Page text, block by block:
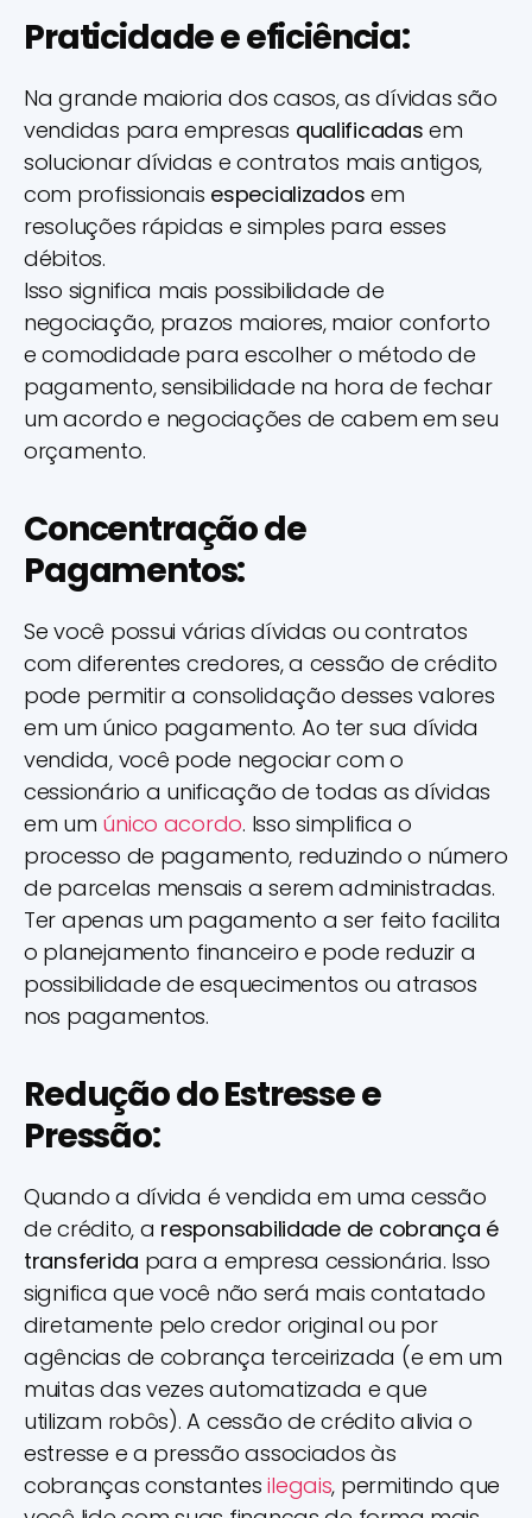
Praticidade e eficiência:
Na grande maioria dos casos, as dívidas são
vendidas para empresas qualificadasem
solucionar dívidas e contratos mais antigos,
com profissionais especializadosem
resoluções rápidas e simples para esses
débitos.
Isso significa mais possibilidade de
negociação, prazos maiores, maior conforto
e comodidade para escolher o método de
pagamento, sensibilidade na hora de fechar
um acordo e negociações de cabem em seu
orçamento.
Concentração de
Pagamentos:
Se você possui várias dívidas ou contratos
com diferentes credores, a cessão de crédito
pode permitir a consolidação desses valores
em um único pagamento. Ao ter sua dívida
vendida, você pode negociar com o
cessionário a unificação de todas as dívidas
em um único acordo. Isso simplifica o
processo de pagamento, reduzindo o número
de parcelas mensais a serem administradas.
Ter apenas um pagamento a ser feito facilita
o planejamento financeiro e pode reduzir a
possibilidade de esquecimentos ou atrasos
nos pagamentos.
Redução do Estresse e
Pressão:
Quando a dívida é vendida em uma cessão
de crédito, a responsabilidade de cobrança é
transferida para a empresa cessionária. Isso
significa que você não será mais contatado
diretamente pelo credor original ou por
agências de cobrança terceirizada (e em um
muitas das vezes automatizada e que
utilizam robôs). A cessão de crédito alivia o
estresse e a pressão associados às
cobranças constantesilegais, permitindo que